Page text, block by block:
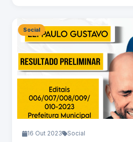
Social
16 Out 2023 Social